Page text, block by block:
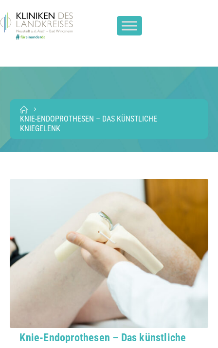
KNIE-ENDOPROTHESEN – DAS KÜNSTLICHE
KNIEGELENK
Knie-Endoprothesen – Das künstliche